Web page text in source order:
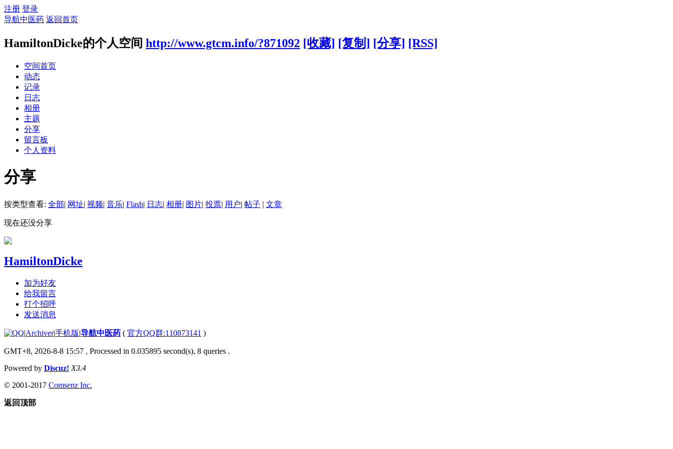
注册 登录
导航中医药 返回首页
HamiltonDicke的个人空间 http://www.gtcm.info/?871092 [收藏] [复制] [分享] [RSS]
空间首页
动态
记录
日志
相册
主题
分享
留言板
个人资料
分享
按类型查看: 全部| 网址| 视频| 音乐| Flash| 日志| 相册| 图片| 投票| 用户| 帖子 | 文章
现在还没分享
HamiltonDicke
加为好友
给我留言
打个招呼
发送消息
|Archiver|手机版|导航中医药 ( 官方QQ群:110873141 )
GMT+8, 2026-8-8 15:57 , Processed in 0.035895 second(s), 8 queries .
Powered by Discuz! X3.4
© 2001-2017 Comsenz Inc.
返回顶部